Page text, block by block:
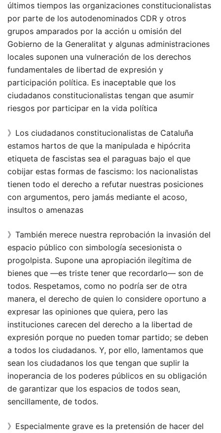
últimos tiempos las organizaciones constitucionalistas
por parte de los autodenominados CDR y otros
grupos amparados por la acción u omisión del
Gobierno de la Generalitat y algunas administraciones
locales suponen una vulneración de los derechos
fundamentales de libertad de expresión y
participación política. Es inaceptable que los
ciudadanos constitucionalistas tengan que asumir
riesgos por participar en la vida política
》Los ciudadanos constitucionalistas de Cataluña
estamos hartos de que la manipulada e hipócrita
etiqueta de fascistas sea el paraguas bajo el que
cobijar estas formas de fascismo: los nacionalistas
tienen todo el derecho a refutar nuestras posiciones
con argumentos, pero jamás mediante el acoso,
insultos o amenazas
》También merece nuestra reprobación la invasión del
espacio público con simbología secesionista o
progolpista. Supone una apropiación ilegítima de
bienes que —es triste tener que recordarlo— son de
todos. Respetamos, como no podría ser de otra
manera, el derecho de quien lo considere oportuno a
expresar las opiniones que quiera, pero las
instituciones carecen del derecho a la libertad de
expresión porque no pueden tomar partido; se deben
a todos los ciudadanos. Y, por ello, lamentamos que
sean los ciudadanos los que tengan que suplir la
inoperancia de los poderes públicos en su obligación
de garantizar que los espacios de todos sean,
sencillamente, de todos.
》Especialmente grave es la pretensión de hacer del